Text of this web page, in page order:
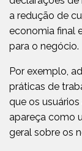
a redução de
economia final
para o negócio.
Por exemplo,
práticas de
que os
apareça como
geral sobre os